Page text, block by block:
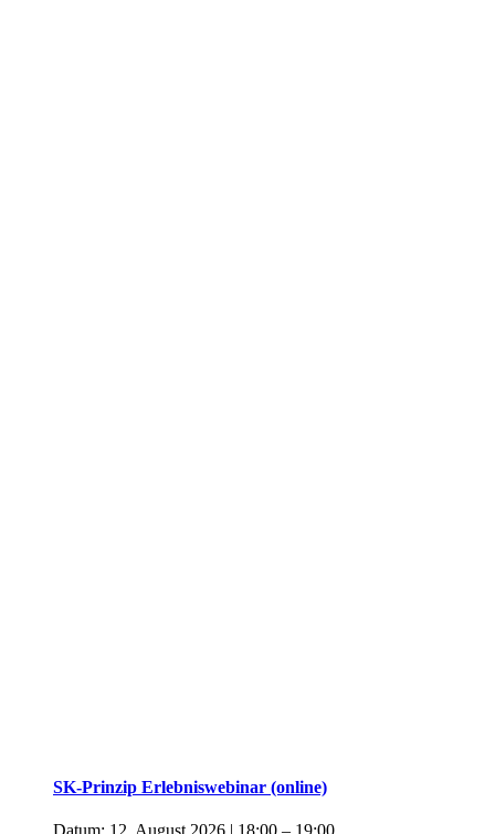
SK-Prinzip Erlebniswebinar (online)
Datum: 12. August 2026 | 18:00 – 19:00